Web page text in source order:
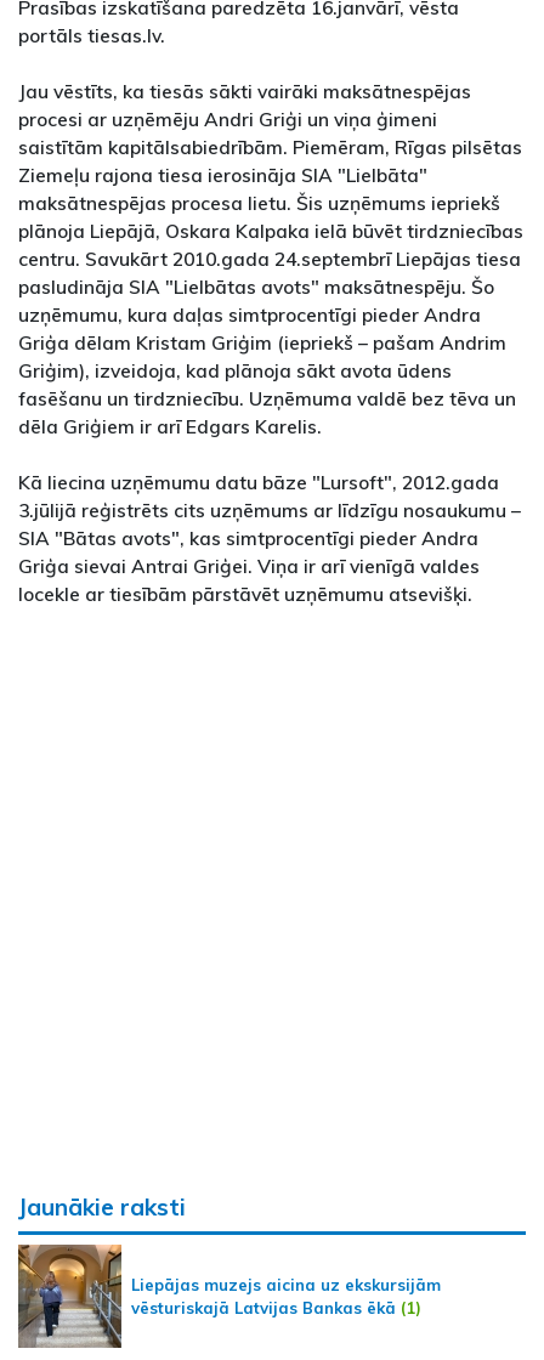
Prasības izskatīšana paredzēta 16.janvārī, vēsta
portāls tiesas.lv.
Jau vēstīts, ka tiesās sākti vairāki maksātnespējas
procesi ar uzņēmēju Andri Griģi un viņa ģimeni
saistītām kapitālsabiedrībām. Piemēram, Rīgas pilsētas
Ziemeļu rajona tiesa ierosināja SIA "Lielbāta"
maksātnespējas procesa lietu. Šis uzņēmums iepriekš
plānoja Liepājā, Oskara Kalpaka ielā būvēt tirdzniecības
centru. Savukārt 2010.gada 24.septembrī Liepājas tiesa
pasludināja SIA "Lielbātas avots" maksātnespēju. Šo
uzņēmumu, kura daļas simtprocentīgi pieder Andra
Griģa dēlam Kristam Griģim (iepriekš – pašam Andrim
Griģim), izveidoja, kad plānoja sākt avota ūdens
fasēšanu un tirdzniecību. Uzņēmuma valdē bez tēva un
dēla Griģiem ir arī Edgars Karelis.
Kā liecina uzņēmumu datu bāze "Lursoft", 2012.gada
3.jūlijā reģistrēts cits uzņēmums ar līdzīgu nosaukumu –
SIA "Bātas avots", kas simtprocentīgi pieder Andra
Griģa sievai Antrai Griģei. Viņa ir arī vienīgā valdes
locekle ar tiesībām pārstāvēt uzņēmumu atsevišķi.
Jaunākie raksti
Liepājas muzejs aicina uz ekskursijām
vēsturiskajā Latvijas Bankas ēkā (1)